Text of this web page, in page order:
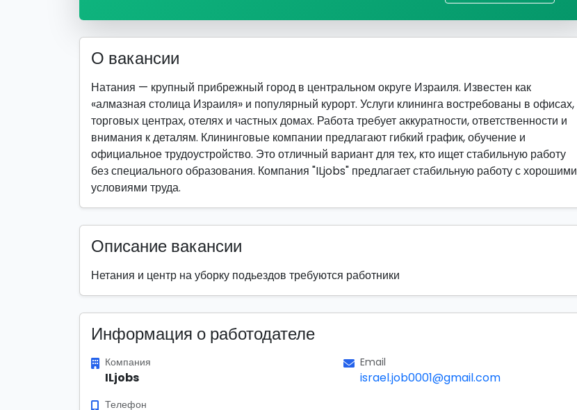
О вакансии
Натания — крупный прибрежный город в центральном округе Израиля. Известен как
«алмазная столица Израиля» и популярный курорт. Услуги клининга востребованы в офисах,
торговых центрах, отелях и частных домах. Работа требует аккуратности, ответственности и
внимания к деталям. Клининговые компании предлагают гибкий график, обучение и
официальное трудоустройство. Это отличный вариант для тех, кто ищет стабильную работу
без специального образования. Компания "ILjobs" предлагает стабильную работу с хорошими
условиями труда.
Описание вакансии
Нетания и центр на уборку подьездов требуются работники
Информация о работодателе
Компания
ILjobs
Email
israel.job0001@gmail.com
Телефон